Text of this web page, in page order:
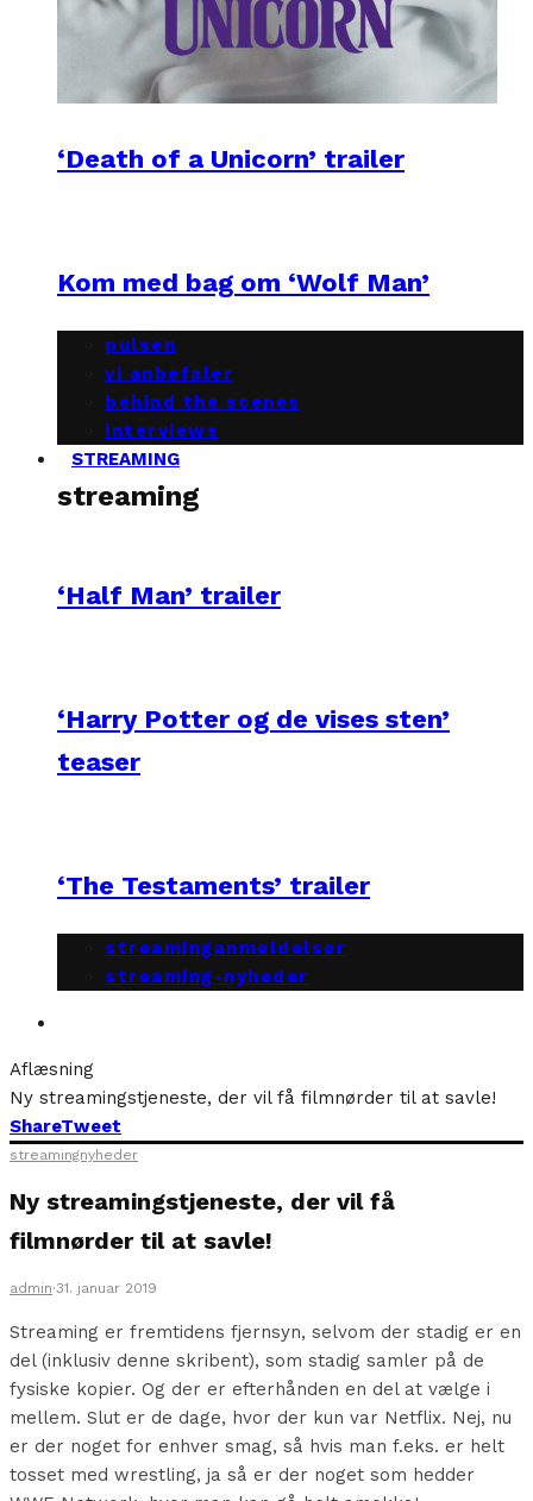
‘Death of a Unicorn’ trailer
Kom med bag om ‘Wolf Man’
pulsen
vi anbefaler
behind the scenes
interviews
STREAMING
streaming
‘Half Man’ trailer
‘Harry Potter og de vises sten’
teaser
‘The Testaments’ trailer
streaminganmeldelser
streaming-nyheder
Aflæsning
Ny streamingstjeneste, der vil få filmnørder til at savle!
ShareTweet
streamingnyheder
Ny streamingstjeneste, der vil få
filmnørder til at savle!
admin·31. januar 2019
Streaming er fremtidens fjernsyn, selvom der stadig er en
del (inklusiv denne skribent), som stadig samler på de
fysiske kopier. Og der er efterhånden en del at vælge i
mellem. Slut er de dage, hvor der kun var Netflix. Nej, nu
er der noget for enhver smag, så hvis man f.eks. er helt
tosset med wrestling, ja så er der noget som hedder